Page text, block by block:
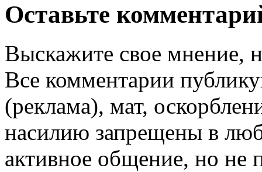
Оставьте
Выскажите свое мнение,
Все комментарии
(реклама), мат,
насилию запрещены в
активное общение, но не